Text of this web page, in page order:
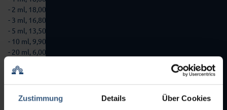
Zustimmung Details Über Cookies
- 2 ml, 18,000 ampoules/h
- 3 ml, 16,800 ampoules/h
- 5 ml, 13,500 ampoules/h
- 10 ml, 9,900 ampoules/h
- 20 ml, 6,000 ampoules/h
• With format parts for 1 ml ampoule Ø 10.75 x H 65.0 mm
(unfilled, open), H 45.0 mm (filled, closed)
• Menu languages English, Mandarin
• PLC Siemens S7-300